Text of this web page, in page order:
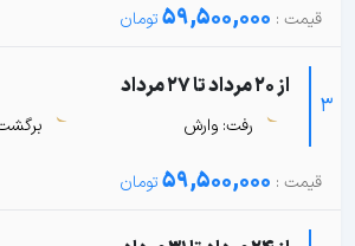
59,500,000
3
از 20 مرداد تا 27 مرداد
رفت: وارش
59,500,000